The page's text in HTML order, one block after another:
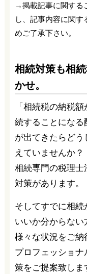
→掲載記事に関する
し、記事内容に関
めご了承下さい。
相続対策も相
かせ。
「相続税の納税
続することになる
が出てきたらど
えていませんか？
相続専門の税理
対策があります。
そしてすでに相
いいか分からない
様々な状況をご
プロフェッショ
策をご提案致しま